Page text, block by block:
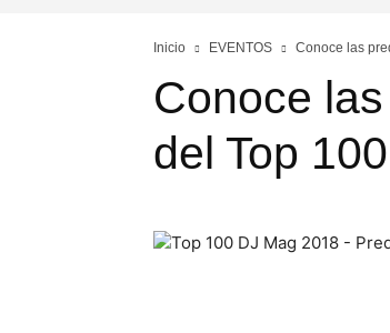
Inicio EVENTOS Conoce las
Conoce
del Top